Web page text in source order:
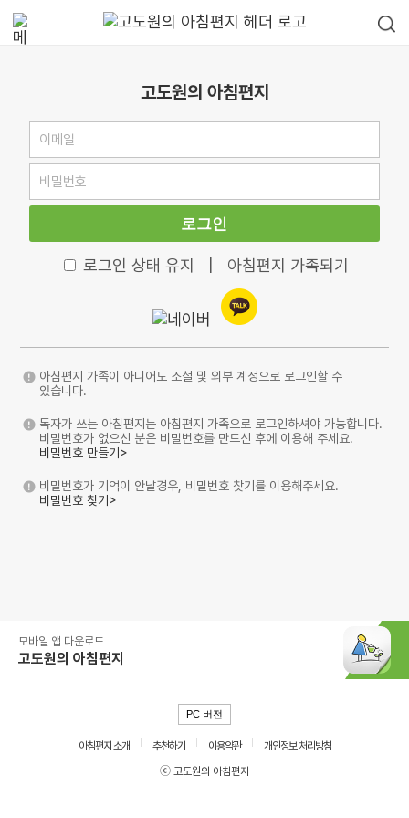
고도원의 아침편지
로그인
로그인 상태 유지 아침편지 가족되기
아침편지 가족이 아니어도 소셜 및 외부 계정으로 로그인할 수
있습니다.
독자가 쓰는 아침편지는 아침편지 가족으로 로그인하셔야 가능합니다.
비밀번호가 없으신 분은 비밀번호를 만드신 후에 이용해 주세요.
비밀번호 만들기>
비밀번호가 기억이 안날경우, 비밀번호 찾기를 이용해주세요.
비밀번호 찾기>
모바일 앱 다운로드
고도원의 아침편지
PC 버전
아침편지 소개 추천하기 이용약관
개인정보 처리방침
ⓒ 고도원의 아침편지